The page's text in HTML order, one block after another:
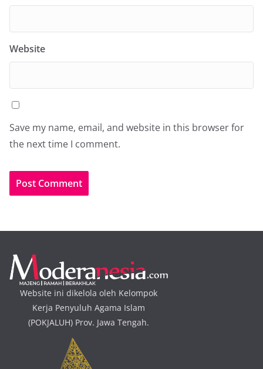
Website
Save my name, email, and website in this browser for
the next time I comment.
Website ini dikelola oleh Kelompok
Kerja Penyuluh Agama Islam
(POKJALUH) Prov. Jawa Tengah.